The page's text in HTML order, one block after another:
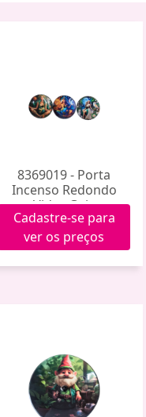
8369019 - Porta
Incenso Redondo
Vidro Gaia
Cadastre-se para
ver os preços